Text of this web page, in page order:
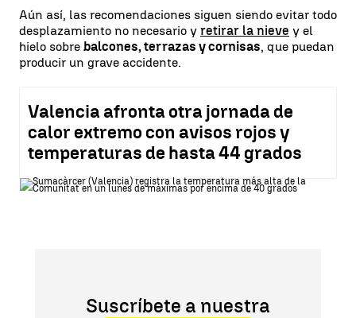
Aún así, las recomendaciones siguen siendo evitar todo
desplazamiento no necesario y retirar la nieve y el
hielo sobre balcones, terrazas y cornisas, que puedan
producir un grave accidente.
Valencia afronta otra jornada de
calor extremo con avisos rojos y
temperaturas de hasta 44 grados
Suscríbete a nuestra